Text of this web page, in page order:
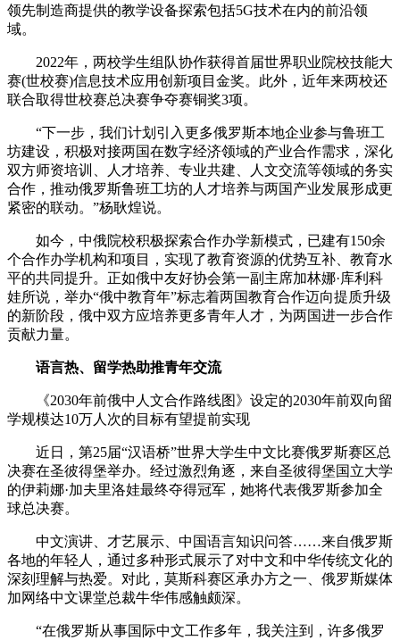
领先制造商提供的教学设备探索包括5G技术在内的前沿领
域。
2022年，两校学生组队协作获得首届世界职业院校技能大
赛(世校赛)信息技术应用创新项目金奖。此外，近年来两校还
联合取得世校赛总决赛争夺赛铜奖3项。
“下一步，我们计划引入更多俄罗斯本地企业参与鲁班工
坊建设，积极对接两国在数字经济领域的产业合作需求，深化
双方师资培训、人才培养、专业共建、人文交流等领域的务实
合作，推动俄罗斯鲁班工坊的人才培养与两国产业发展形成更
紧密的联动。”杨耿煌说。
如今，中俄院校积极探索合作办学新模式，已建有150余
个合作办学机构和项目，实现了教育资源的优势互补、教育水
平的共同提升。正如俄中友好协会第一副主席加林娜·库利科
娃所说，举办“俄中教育年”标志着两国教育合作迈向提质升级
的新阶段，俄中双方应培养更多青年人才，为两国进一步合作
贡献力量。
语言热、留学热助推青年交流
《2030年前俄中人文合作路线图》设定的2030年前双向留
学规模达10万人次的目标有望提前实现
近日，第25届“汉语桥”世界大学生中文比赛俄罗斯赛区总
决赛在圣彼得堡举办。经过激烈角逐，来自圣彼得堡国立大学
的伊莉娜·加夫里洛娃最终夺得冠军，她将代表俄罗斯参加全
球总决赛。
中文演讲、才艺展示、中国语言知识问答……来自俄罗斯
各地的年轻人，通过多种形式展示了对中文和中华传统文化的
深刻理解与热爱。对此，莫斯科赛区承办方之一、俄罗斯媒体
加网络中文课堂总裁牛华伟感触颇深。
“在俄罗斯从事国际中文工作多年，我关注到，许多俄罗